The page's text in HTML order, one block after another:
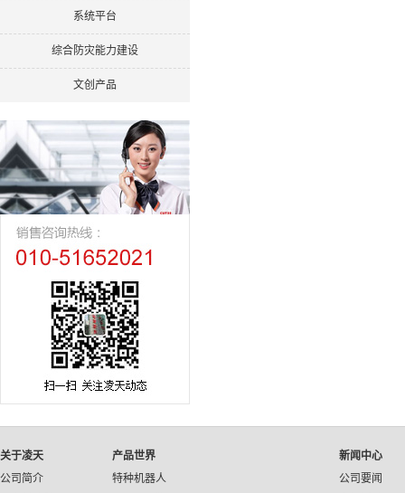
系统平台
综合防灾能力建设
文创产品
关于凌天
公司简介
产品世界
特种机器人
新闻中心
公司要闻